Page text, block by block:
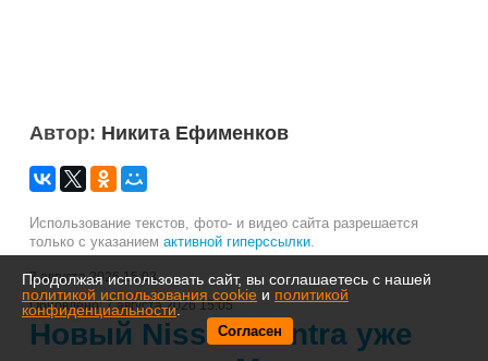
Автор: Никита Ефименков
Использование текстов, фото- и видео сайта разрешается
только с указанием активной гиперссылки.
7 августа 2026 15:03
Обновлено:7 августа 2026 15:05
Новый Nissan Sentra уже
Продолжая использовать сайт, вы соглашаетесь с нашей
политикой использования cookie и политикой
конфиденциальности.
Согласен